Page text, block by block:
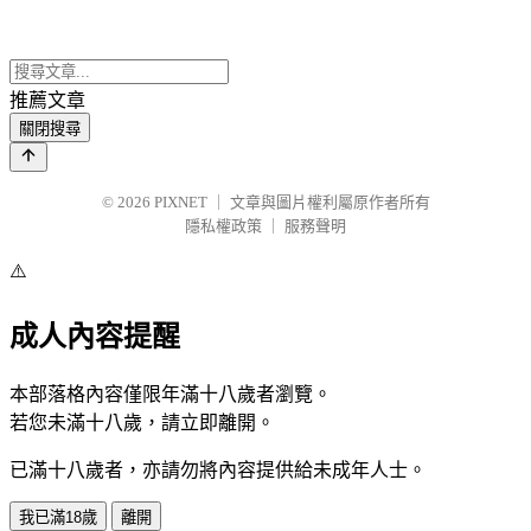
推薦文章
關閉搜尋
© 2026 PIXNET
文章與圖片權利屬原作者所有
隱私權政策
服務聲明
⚠️
成人內容提醒
本部落格內容僅限年滿十八歲者瀏覽。
若您未滿十八歲，請立即離開。
已滿十八歲者，亦請勿將內容提供給未成年人士。
我已滿18歲 離開